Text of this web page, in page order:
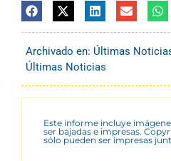
Archivado en: Últimas
Últimas Noticias
Este informe incluye
ser bajadas e impresas.
sólo pueden ser impresas